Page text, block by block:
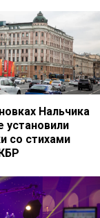
Нальчика
установили
со стихами